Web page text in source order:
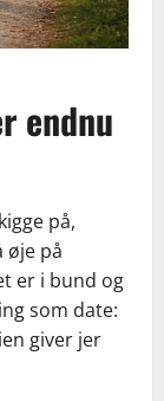
endnu
på,
øje på
er i bund og
som date:
giver jer